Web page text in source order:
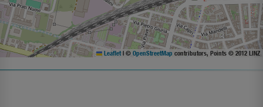
Leaflet | © OpenStreetMap contributors, Points © 2012 LINZ